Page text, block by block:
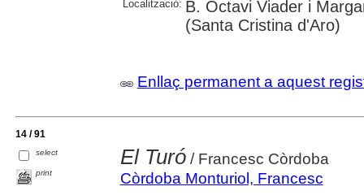
Localització: B. Octavi Viader i
(Santa Cristina d'Aro)
Enllaç permanent a aquest
14 / 91
select
print
El Turó/ Francesc Còrdoba
Còrdoba Monturiol, Francesc